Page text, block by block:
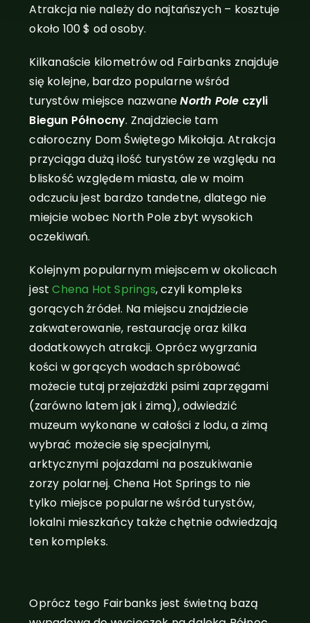
Atrakcja nie należy do najtańszych – kosztuje
około 100 $ od osoby.
Kilkanaście kilometrów od Fairbanks znajduje
się kolejne, bardzo popularne wśród
turystów miejsce nazwaneNorth Pole czyli
Biegun Północny. Znajdziecie tam
całoroczny Dom Świętego Mikołaja. Atrakcja
przyciąga dużą ilość turystów ze względu na
bliskość względem miasta, ale w moim
odczuciu jest bardzo tandetne, dlatego nie
miejcie wobec North Pole zbyt wysokich
oczekiwań.
Kolejnym popularnym miejscem w okolicach
jestChena Hot Springs, czyli kompleks
gorących źródeł. Na miejscu znajdziecie
zakwaterowanie, restaurację oraz kilka
dodatkowych atrakcji. Oprócz wygrzania
kości w gorących wodach spróbować
możecie tutaj przejażdżki psimi zaprzęgami
(zarówno latem jak i zimą), odwiedzić
muzeum wykonane w całości z lodu, a zimą
wybrać możecie się specjalnymi,
arktycznymi pojazdami na poszukiwanie
zorzy polarnej. Chena Hot Springs to nie
tylko miejsce popularne wśród turystów,
lokalni mieszkańcy także chętnie odwiedzają
ten kompleks.
Oprócz tego Fairbanks jest świetną bazą